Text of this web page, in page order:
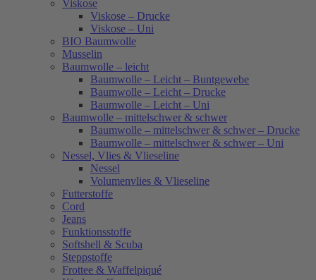
Viskose
Viskose – Drucke
Viskose – Uni
BIO Baumwolle
Musselin
Baumwolle – leicht
Baumwolle – Leicht – Buntgewebe
Baumwolle – Leicht – Drucke
Baumwolle – Leicht – Uni
Baumwolle – mittelschwer & schwer
Baumwolle – mittelschwer & schwer – Drucke
Baumwolle – mittelschwer & schwer – Uni
Nessel, Vlies & Vlieseline
Nessel
Volumenvlies & Vlieseline
Futterstoffe
Cord
Jeans
Funktionsstoffe
Softshell & Scuba
Steppstoffe
Frottee & Waffelpiqué